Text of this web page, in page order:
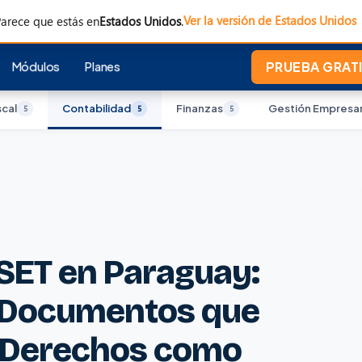
que estás enEstados Unidos.Ver la versión de Estados Unidos
Módulos Planes PRUEBA
5 Contabilidad 5 Finanzas 5 Gestión
en Paraguay:
que
como